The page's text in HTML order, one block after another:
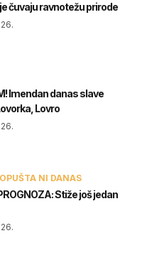
čuvaju ravnotežu prirode
Imendan danas slave
Lovro
NI DANAS
Stiže još jedan